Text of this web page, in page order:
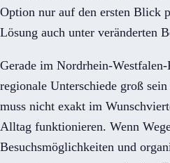
Option nur auf den ersten Blick
Lösung auch unter veränderten
Gerade im Nordrhein-
regionale Unterschiede groß
muss nicht exakt im
Alltag funktionieren. Wenn
Besuchsmöglichkeiten und